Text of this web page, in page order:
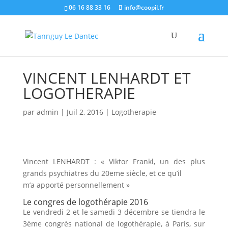
06 16 88 33 16 info@coopil.fr
VINCENT LENHARDT ET
LOGOTHERAPIE
par admin | Juil 2, 2016| Logotherapie
Vincent LENHARDT : « Viktor Frankl, un des plus
grands psychiatres du 20eme siècle, et ce qu’il
m’a apporté personnellement »
Le congres de logothérapie 2016
Le vendredi 2 et le samedi 3 décembre se tiendra le
3ème congrès national de logothérapie, à Paris, sur